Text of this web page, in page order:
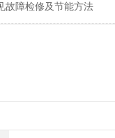
故障检修及节能方法